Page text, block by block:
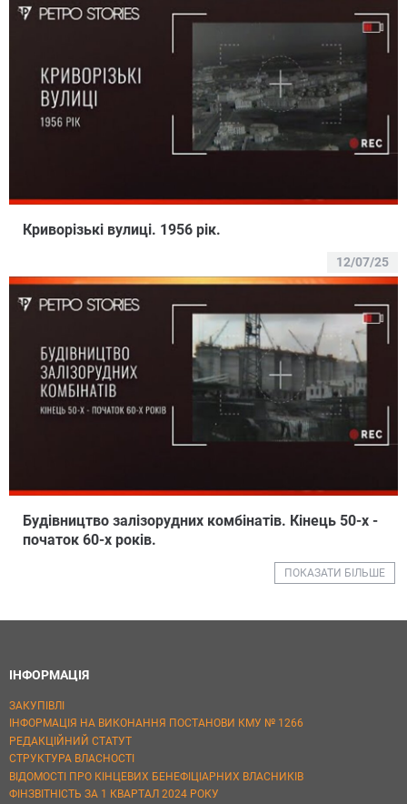
Криворiзькi вулицi. 1956 рiк.
12/07/25
Будiвництво залiзорудних комбiнатiв. Кiнець 50-х -
початок 60-х рокiв.
ПОКАЗАТИ БІЛЬШЕ
ІНФОРМАЦІЯ
ЗАКУПІВЛІ
ІНФОРМАЦІЯ НА ВИКОНАННЯ ПОСТАНОВИ КМУ № 1266
РЕДАКЦІЙНИЙ СТАТУТ
СТРУКТУРА ВЛАСНОСТІ
ВІДОМОСТІ ПРО КІНЦЕВИХ БЕНЕФІЦІАРНИХ ВЛАСНИКІВ
ФІНЗВІТНІСТЬ ЗА 1 КВАРТАЛ 2024 РОКУ